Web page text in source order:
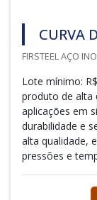
CURVA
FIRSTEEL AÇO
Lote mínimo:
produto de alta
aplicações em
durabilidade e
alta qualidade,
pressões e